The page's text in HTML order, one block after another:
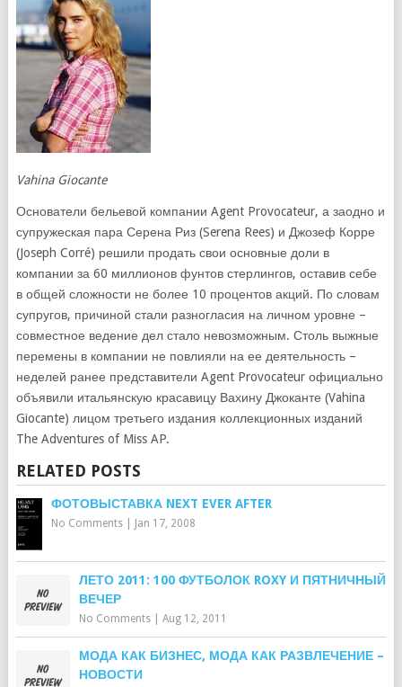
Vahina Giocante
Основатели бельевой компании Agent Provocateur, а заодно и
супружеская пара Серена Риз (Serena Rees) и Джозеф Корре
(Joseph Corré) решили продать свои основные доли в
компании за 60 миллионов фунтов стерлингов, оставив себе
в общей сложности не более 10 процентов акций. По словам
супругов, причиной стали разногласия на личном уровне –
совместное ведение дел стало невозможным. Столь выжные
перемены в компании не повлияли на ее деятельность –
неделей ранее представители Agent Provocateur официально
объявили итальянскую красавицу Вахину Джоканте (Vahina
Giocante) лицом третьего издания коллекционных изданий
The Adventures of Miss AP.
RELATED POSTS
ФОТОВЫСТАВКА NEXT EVER AFTER
No Comments| Jan 17, 2008
ЛЕТО 2011: 100 ФУТБОЛОК ROXY И ПЯТНИЧНЫЙ
ВЕЧЕР
No Comments| Aug 12, 2011
МОДА КАК БИЗНЕС, МОДА КАК РАЗВЛЕЧЕНИЕ –
НОВОСТИ